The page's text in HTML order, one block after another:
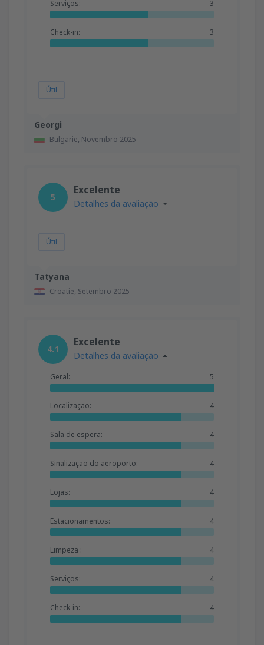
Georgi
Bulgarie, Novembro 2025
Serviços: 3
Check-in: 3
Útil
Tatyana
Croatie, Setembro 2025
5
Excelente
Detalhes da avaliação
Útil
4.1
Excelente
Detalhes da avaliação
Geral: 5
Localização: 4
Sala de espera: 4
Sinalização do aeroporto: 4
Lojas: 4
Estacionamentos: 4
Limpeza : 4
Serviços: 4
Check-in: 4